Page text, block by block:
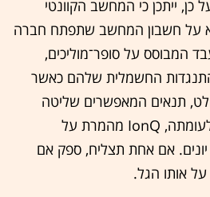
ייתכן כי המחשב הקוונטי
על חשבון המחשב שתפתח חברה
המבוסס על סופר־מוליכים,
החשמלית שלהם כאשר
תנאים המאפשרים שליטה
בחומרים מיקרוסקופיים. לעומתה, IonQ מהמרת על
יונים. אם אחת תצליח, ספק אם
אותו הגל.